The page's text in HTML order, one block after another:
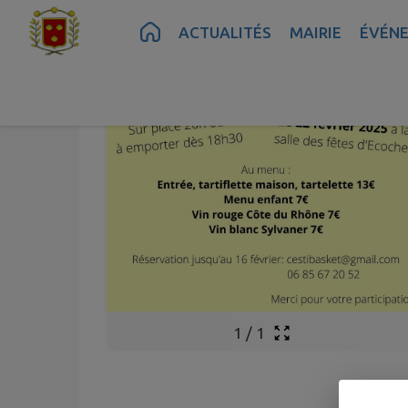
Contenu Menu Recherche Pied de page
ACTUALITÉS MAIRIE
1 / 1